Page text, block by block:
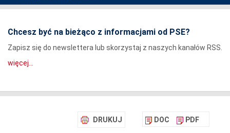
Chcesz być na bieżąco z informacjami od PSE?
Zapisz się do newslettera lub skorzystaj z naszych kanałów RSS.
więcej...
DRUKUJ DOC PDF